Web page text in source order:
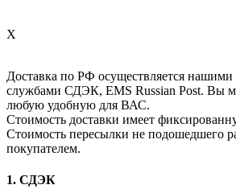
X
Доставка по РФ осуществляется нашими
службами СДЭК, EMS Russian Post. Вы
любую удобную для ВАС.
Стоимость доставки имеет
Стоимость пересылки не подошедшего
покупателем.
1. СДЭК